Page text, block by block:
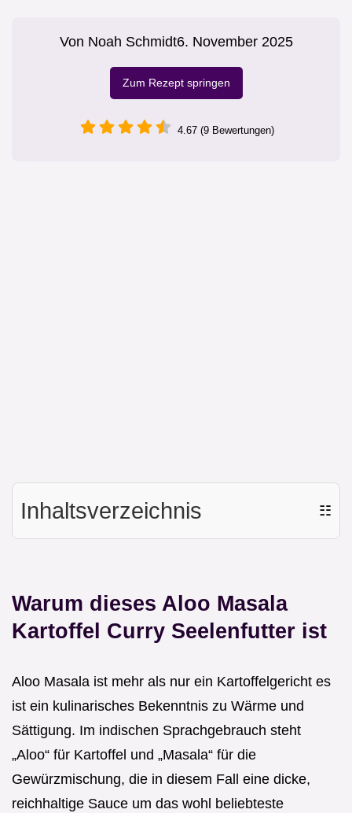
Von Noah Schmidt6. November 2025
Zum Rezept springen
4.67 (9 Bewertungen)
Inhaltsverzeichnis ☷
Warum dieses Aloo Masala
Kartoffel Curry Seelenfutter ist
Aloo Masala ist mehr als nur ein Kartoffelgericht es
ist ein kulinarisches Bekenntnis zu Wärme und
Sättigung. Im indischen Sprachgebrauch steht
„Aloo“ für Kartoffel und „Masala“ für die
Gewürzmischung, die in diesem Fall eine dicke,
reichhaltige Sauce um das wohl beliebteste